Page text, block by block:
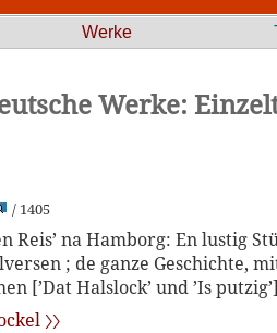
Werke
Werke:
/ 1405
Reis’ na Hamborg: En lustig
; de ganze Geschichte,
[’Dat Halslock’ und ’Is
〉〉